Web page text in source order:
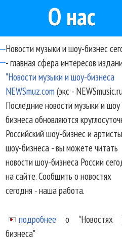
О нас
Новости музыки и шоу-бизнес
- главная сфера интересов
"Новости музыки и шоу-бизнеса
NEWSmuz.com(экс -
Последние новости музыки и шоу
бизнеса обновляются
Российский шоу-бизнес и артисты
шоу-бизнеса - вы можете читать
новости шоу-бизнеса России
на сайте. Сообщить о новостях
сегодня - наша работа.
подробнее о "Новостях
бизнеса"